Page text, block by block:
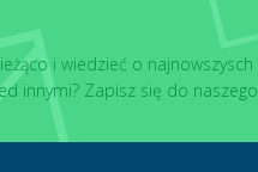
i wiedzieć o najnowszysch
innymi? Zapisz się do naszego